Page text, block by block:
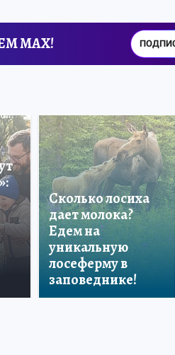
MAX!
Сколько лосиха
дает молока?
Едем на
уникальную
лосеферму в
заповеднике!